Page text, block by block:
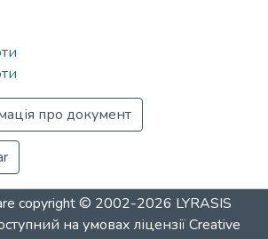
про документ
copyright © 2002-2026 LYRASIS
на умовах ліцензіїCreative